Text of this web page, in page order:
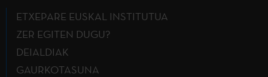
ETXEPARE EUSKAL INSTITUTUA
ZER EGITEN DUGU?
DEIALDIAK
GAURKOTASUNA